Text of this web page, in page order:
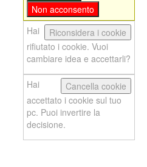
Non acconsento
Riconsidera i cookie
Hai
rifiutato i cookie. Vuoi
cambiare idea e accettarli?
Cancella cookie
Hai
accettato i cookie sul tuo
pc. Puoi invertire la
decisione.